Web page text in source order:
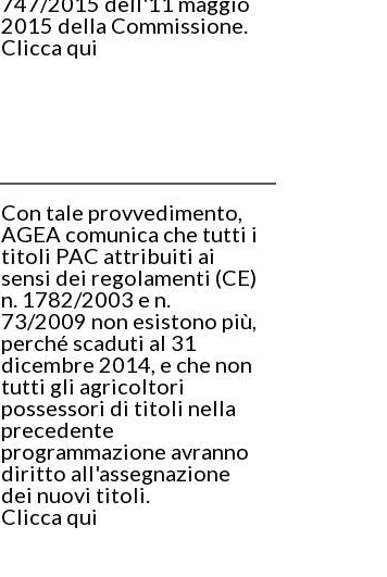
2015 della Commissione.
Clicca qui
Con tale provvedimento,
AGEA comunica che tutti i
titoli PAC attribuiti ai
sensi dei regolamenti (CE)
n. 1782/2003 e n.
73/2009 non esistono più,
perché scaduti al 31
dicembre 2014, e che non
tutti gli agricoltori
possessori di titoli nella
precedente
programmazione avranno
diritto all'assegnazione
dei nuovi titoli.
Clicca qui